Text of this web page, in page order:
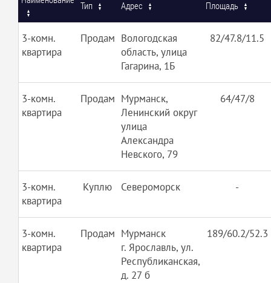
Тип Адрес Площадь
3-комн.
квартира
Продам Вологодская
область, улица
Гагарина, 1Б
82/47.8/11.5
3-комн.
квартира
Продам Мурманск,
Ленинский округ
улица
Александра
Невского, 79
64/47/8
3-комн.
квартира
Куплю Североморск -
3-комн.
квартира
Продам Мурманск
г. Ярославль, ул.
Республиканская,
д. 27 б
189/60.2/52.3